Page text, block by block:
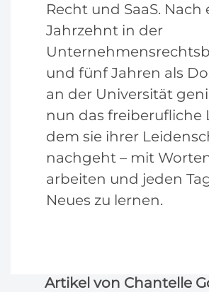
Recht und SaaS. Nach
Jahrzehnt in der
und fünf Jahren als
an der Universität
nun das freiberufliche
dem sie ihrer
nachgeht – mit
arbeiten und jeden
Neues zu lernen.
Artikel von Chantelle